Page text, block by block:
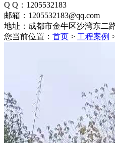
Q Q：1205532183
邮箱：1205532183@qq.com
地址：成都市金牛区沙湾东二
您当前位置： 首页 > 工程案例